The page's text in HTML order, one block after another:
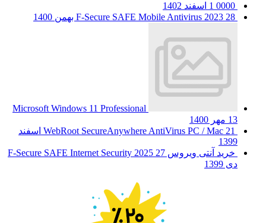
0000 1 اسفند 1402
F-Secure SAFE Mobile Antivirus 2023 28 بهمن 1400
Microsoft Windows 11 Professional
13 مهر 1400
WebRoot SecureAnywhere AntiVirus PC / Mac 21 اسفند
1399
خرید آنتی ویروس F-Secure SAFE Internet Security 2025 27
دی 1399